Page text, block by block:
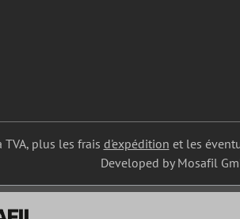
plus les frais d'expédition et les
Developed by Mosafil